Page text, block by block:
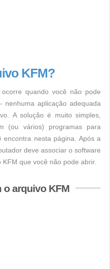
KFM?
quando você não pode
aplicação adequada
A solução é muito simples,
(ou vários) programas para
nesta página. Após a
deve associar o software
que você não pode abrir.
o arquivo KFM